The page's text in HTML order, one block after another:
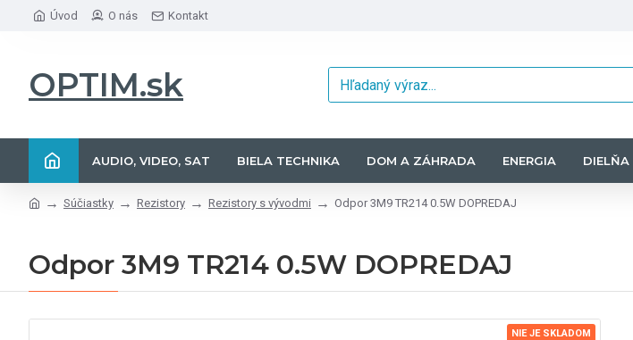
Úvod O nás Kontakt
OPTIM.sk
AUDIO, VIDEO, SAT BIELA TECHNIKA DOM A ZÁHRADA ENERGIA DIELŇA
Súčiastky Rezistory Rezistory s vývodmi Odpor 3M9 TR214 0.5W DOPREDAJ
Odpor 3M9 TR214 0.5W DOPREDAJ
NIE JE SKLADOM